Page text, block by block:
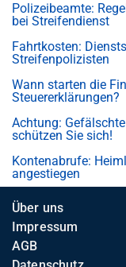
Polizeibeamte:
bei Streifendienst
Fahrtkosten:
Streifenpolizisten
Wann starten die
Steuererklärungen?
Achtung:
schützen Sie sich!
Kontenabrufe:
angestiegen
Über uns
Impressum
AGB